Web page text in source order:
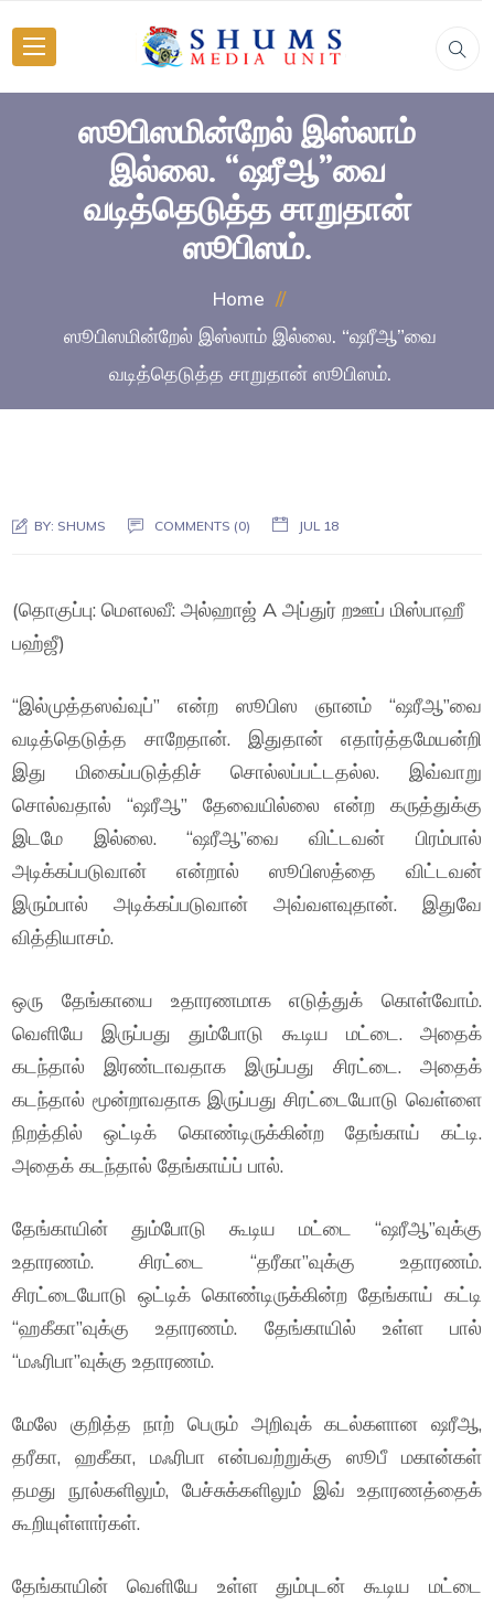
ஸூபிஸமின்றேல் இஸ்லாம்
இல்லை. “ஷரீஆ”வை
வடித்தெடுத்த சாறுதான்
ஸூபிஸம்.
Home
ஸூபிஸமின்றேல் இஸ்லாம் இல்லை. “ஷரீஆ”வை
வடித்தெடுத்த சாறுதான் ஸூபிஸம்.
BY: SHUMS COMMENTS (0) JUL 18
(தொகுப்பு: மௌலவீ: அல்ஹாஜ் A அப்துர் றஊப் மிஸ்பாஹீ
பஹ்ஜீ)
“இல்முத்தஸவ்வுப்” என்ற ஸூபிஸ ஞானம் “ஷரீஆ”வை
வடித்தெடுத்த சாறேதான். இதுதான் எதார்த்தமேயன்றி
இது மிகைப்படுத்திச் சொல்லப்பட்டதல்ல. இவ்வாறு
சொல்வதால் “ஷரீஆ” தேவையில்லை என்ற கருத்துக்கு
இடமே இல்லை. “ஷரீஆ”வை விட்டவன் பிரம்பால்
அடிக்கப்படுவான் என்றால் ஸூபிஸத்தை விட்டவன்
இரும்பால் அடிக்கப்படுவான் அவ்வளவுதான். இதுவே
வித்தியாசம்.
ஒரு தேங்காயை உதாரணமாக எடுத்துக் கொள்வோம்.
வெளியே இருப்பது தும்போடு கூடிய மட்டை. அதைக்
கடந்தால் இரண்டாவதாக இருப்பது சிரட்டை. அதைக்
கடந்தால் மூன்றாவதாக இருப்பது சிரட்டையோடு வெள்ளை
நிறத்தில் ஒட்டிக் கொண்டிருக்கின்ற தேங்காய் கட்டி.
அதைக் கடந்தால் தேங்காய்ப் பால்.
தேங்காயின் தும்போடு கூடிய மட்டை “ஷரீஆ”வுக்கு
உதாரணம். சிரட்டை “தரீகா”வுக்கு உதாரணம்.
சிரட்டையோடு ஒட்டிக் கொண்டிருக்கின்ற தேங்காய் கட்டி
“ஹகீகா”வுக்கு உதாரணம். தேங்காயில் உள்ள பால்
“மஃரிபா”வுக்கு உதாரணம்.
மேலே குறித்த நாற் பெரும் அறிவுக் கடல்களான ஷரீஆ,
தரீகா, ஹகீகா, மஃரிபா என்பவற்றுக்கு ஸூபீ மகான்கள்
தமது நூல்களிலும், பேச்சுக்களிலும் இவ் உதாரணத்தைக்
கூறியுள்ளார்கள்.
தேங்காயின் வெளியே உள்ள தும்புடன் கூடிய மட்டை